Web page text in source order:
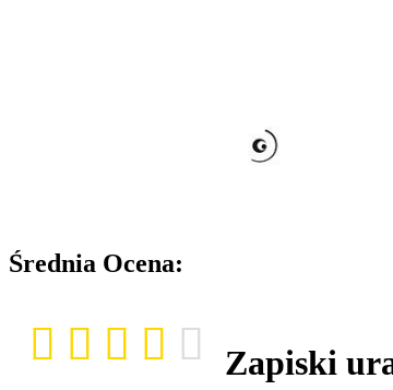
Średnia Ocena:
Zapiski